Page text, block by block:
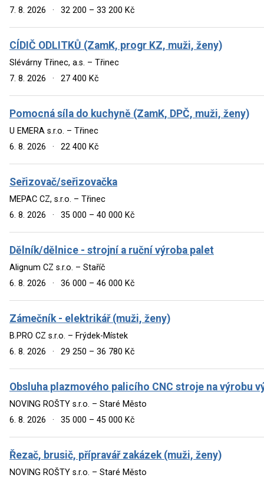
7. 8. 2026
· 32 200 – 33 200 Kč
CÍDIČ ODLITKŮ (ZamK, progr KZ, muži, ženy)
Slévárny Třinec, a.s. – Třinec
7. 8. 2026
· 27 400 Kč
Pomocná síla do kuchyně (ZamK, DPČ, muži, ženy)
U EMERA s.r.o. – Třinec
6. 8. 2026
· 22 400 Kč
Seřizovač/seřizovačka
MEPAC CZ, s.r.o. – Třinec
6. 8. 2026
· 35 000 – 40 000 Kč
Dělník/dělnice - strojní a ruční výroba palet
Alignum CZ s.r.o. – Staříč
6. 8. 2026
· 36 000 – 46 000 Kč
Zámečník - elektrikář (muži, ženy)
B.PRO CZ s.r.o. – Frýdek-Místek
6. 8. 2026
· 29 250 – 36 780 Kč
Obsluha plazmového palicího CNC stroje na výrobu
NOVING ROŠTY s.r.o. – Staré Město
6. 8. 2026
· 35 000 – 45 000 Kč
Řezač, brusič, přípravář zakázek (muži, ženy)
NOVING ROŠTY s.r.o. – Staré Město